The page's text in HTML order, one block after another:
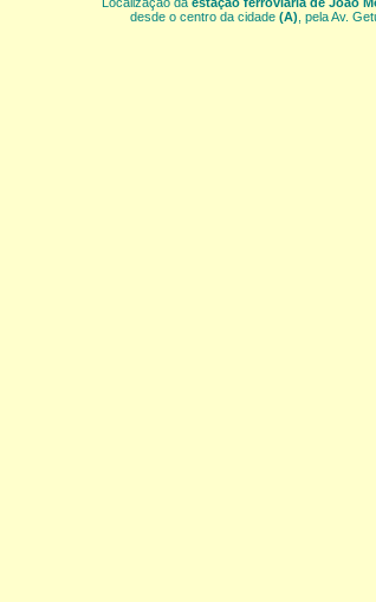
desde o centro da cidade (A) , pela Av.